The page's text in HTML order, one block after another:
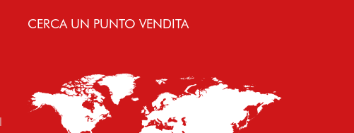
CERCA UN PUNTO VENDITA